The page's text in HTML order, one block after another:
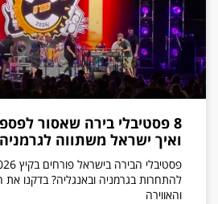
ואיך ישראל משתווה
להתחרות בגרמניה ובאנגליה? בדקנו את
והאווירה